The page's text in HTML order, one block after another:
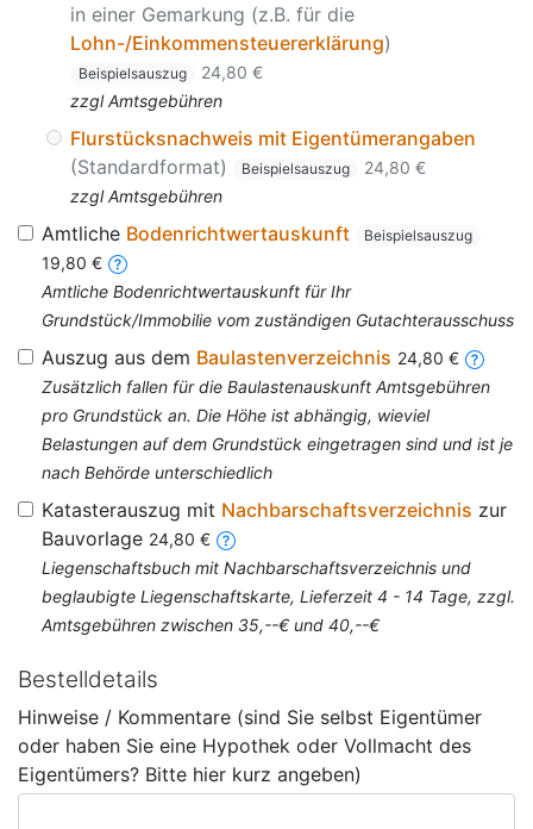
in einer Gemarkung (z.B. für die
Lohn-/Einkommensteuererklärung)
Beispielsauszug
24,80 €
zzgl Amtsgebühren
Flurstücksnachweis mit Eigentümerangaben
(Standardformat)
Beispielsauszug
24,80 €
zzgl Amtsgebühren
Amtliche Bodenrichtwertauskunft Beispielsauszug
19,80 €
Amtliche Bodenrichtwertauskunft für Ihr
Grundstück/Immobilie vom zuständigen Gutachterausschuss
Auszug aus dem Baulastenverzeichnis 24,80 €
Zusätzlich fallen für die Baulastenauskunft Amtsgebühren
pro Grundstück an. Die Höhe ist abhängig, wieviel
Belastungen auf dem Grundstück eingetragen sind und ist je
nach Behörde unterschiedlich
Katasterauszug mit Nachbarschaftsverzeichnis zur
Bauvorlage 24,80 €
Liegenschaftsbuch mit Nachbarschaftsverzeichnis und
beglaubigte Liegenschaftskarte, Lieferzeit 4 - 14 Tage, zzgl.
Amtsgebühren zwischen 35,--€ und 40,--€
Bestelldetails
Hinweise / Kommentare (sind Sie selbst Eigentümer
oder haben Sie eine Hypothek oder Vollmacht des
Eigentümers? Bitte hier kurz angeben)